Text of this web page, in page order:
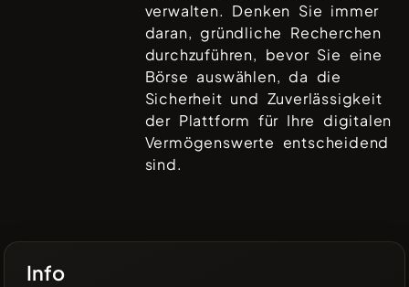
verwalten. Denken Sie immer
daran, gründliche Recherchen
durchzuführen, bevor Sie eine
Börse auswählen, da die
Sicherheit und Zuverlässigkeit
der Plattform für Ihre digitalen
Vermögenswerte entscheidend
sind.
Info